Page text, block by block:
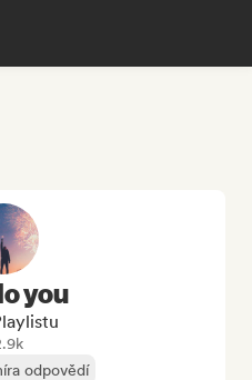
you
odpovědí